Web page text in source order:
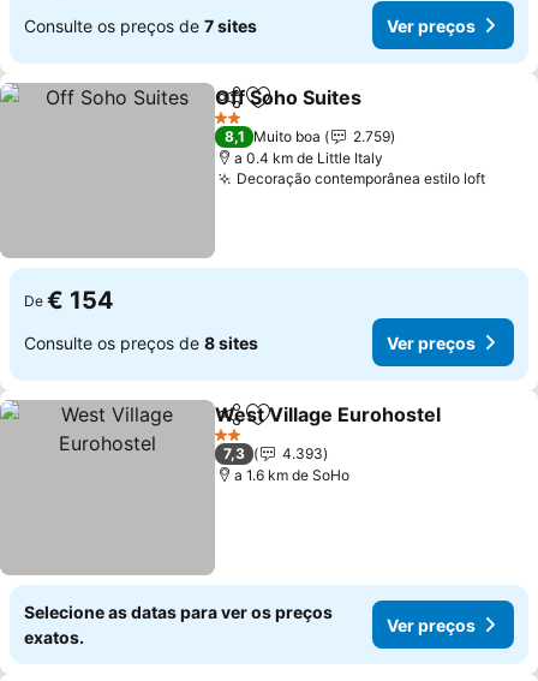
Consulte os preços de 7 sites Ver preços
PartilharAdicionar aos favoritos
Off Soho Suites
2 Estrelas
8,1 Muito boa
2.759
a 0.4 km de Little Italy
Decoração contemporânea estilo loft
De € 154
Consulte os preços de 8 sites Ver preços
PartilharAdicionar aos favoritos
West Village Eurohostel
2 Estrelas
7,3
4.393
a 1.6 km de SoHo
Selecione as datas para ver os preços
exatos.
Ver preços